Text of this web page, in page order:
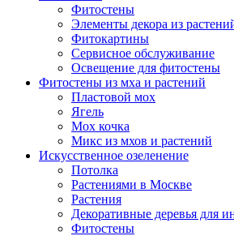
Фитостены
Элементы декора из
Фитокартины
Сервисное обслуживание
Освещение для фитостены
Фитостены из мха и растений
Пластовой мох
Ягель
Мох кочка
Микс из мхов и растений
Искусственное озеленение
Потолка
Растениями в Москве
Растения
Декоративные деревья для
Фитостены